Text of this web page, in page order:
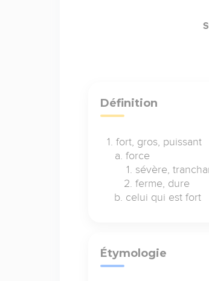
Définition
fort, gros, puissant
force
sévère,
ferme, dure
celui qui est fort
Étymologie